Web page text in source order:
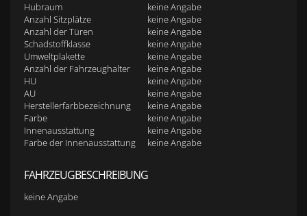
Hubraum
keine Angabe
Anzahl Sitzplätze
keine Angabe
Anzahl der Türen
keine Angabe
Schadstoffklasse
keine Angabe
Umweltplakette
keine Angabe
Anzahl der Fahrzeughalter
keine Angabe
HU
keine Angabe
AU
keine Angabe
Herstellerfarbbezeichnung
keine Angabe
Farbe
keine Angabe
Innenausstattung
keine Angabe
Farbe der Innenausstattung
keine Angabe
FAHRZEUGBESCHREIBUNG
keine Angabe